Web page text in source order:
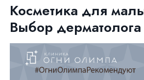
Косметика для
Выбор дерматолога